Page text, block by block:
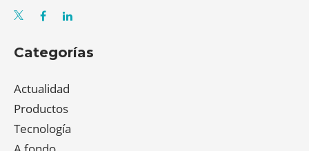
Categorías
Actualidad
Productos
Tecnología